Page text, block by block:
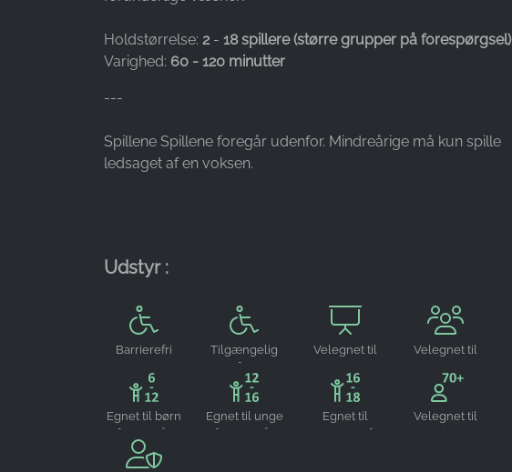
Holdstørrelse: 2- 18 spillere (større grupper på forespørgsel)
Varighed: 60 - 120 minutter
---
Spillene Spillene foregår udenfor. Mindreårige må kun spille
ledsaget af en voksen.
Udstyr :
Barrierefri
Tilgængelig
for
Velegnet til
Velegnet til
Egnet til børn
fra 6-12 år
Egnet til unge
fra 12-16 år
Egnet til
teenagere fra
Velegnet til
seniorer
Disse oplysninger hjælper os med at forstå,
hvordan vores besøgende bruger vores
Name:
Purpose:
hjemmesiden
duration:
24 timer - 2 år